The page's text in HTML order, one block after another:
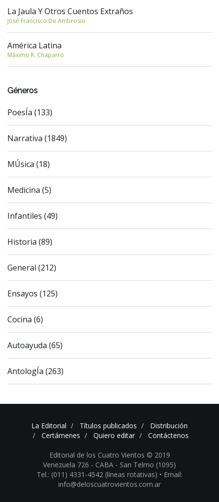
La Jaula Y Otros Cuentos Extraños
José Francisco De Ambrosio
América Latina
Máximo R. Chaparro
Géneros
PoesÍa (133)
Narrativa (1849)
MÚsica (18)
Medicina (5)
Infantiles (49)
Historia (89)
General (212)
Ensayos (125)
Cocina (6)
Autoayuda (65)
AntologÍa (263)
La Editorial Títulos publicados
Distribución
Certámenes
Quiero editar Contáctenos
Editorial de los Cuatro Vientos © 2019
Venezuela 726 - CABA - San Telmo (1095)
Tel.: (011) 4331-4542 (líneas rotativas) • Email:
info@deloscuatrovientos.com.ar